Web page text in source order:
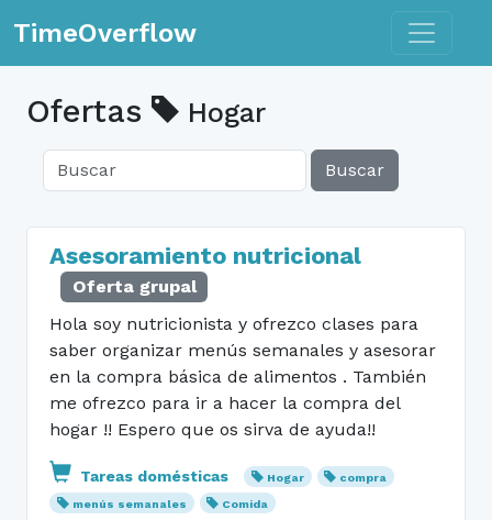
TimeOverflow Toggle
Ofertas Hogar
Buscar
Asesoramiento nutricional
Oferta grupal
Hola soy nutricionista y ofrezco clases para
saber organizar menús semanales y asesorar
en la compra básica de alimentos . También
me ofrezco para ir a hacer la compra del
hogar !! Espero que os sirva de ayuda!!
Tareas domésticas Hogar
compra
menús semanales
Comida